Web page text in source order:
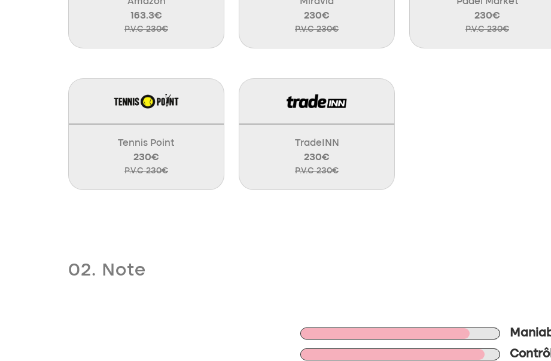
163.3€
P.V.C 230€
230€
P.V.C 230€
230€
P.V.C 230€
Tennis Point
230€
P.V.C 230€
TradeINN
230€
P.V.C 230€
02. Note